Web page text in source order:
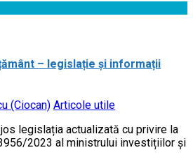
– legislație și informații
(Ciocan) Articole utile
legislația actualizată cu privire la
2023 al ministrului investițiilor și